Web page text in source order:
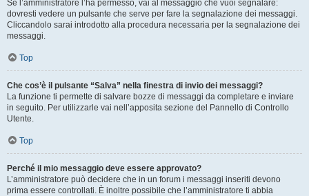
Se l’amministratore l’ha permesso, vai al messaggio che vuoi segnalare:
dovresti vedere un pulsante che serve per fare la segnalazione dei messaggi.
Cliccandolo sarai introdotto alla procedura necessaria per la segnalazione dei
messaggi.
Top
Che cos’è il pulsante “Salva” nella finestra di invio dei messaggi?
La funzione ti permette di salvare bozze di messaggi da completare e inviare
in seguito. Per utilizzarle vai nell’apposita sezione del Pannello di Controllo
Utente.
Top
Perché il mio messaggio deve essere approvato?
L’amministratore può decidere che in un forum i messaggi inseriti devono
prima essere controllati. È inoltre possibile che l’amministratore ti abbia